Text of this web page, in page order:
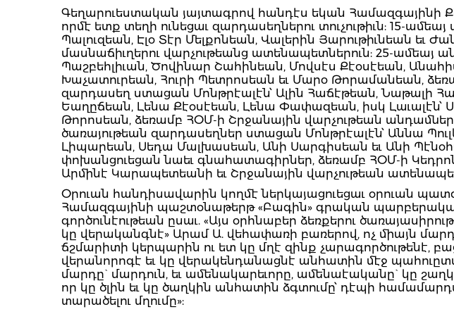
Գեղարուեստական յայտագրով հանդէս եկան Համազգայինի
որմէ ետք տեղի ունեցաւ զարդասեղներու տուչութիւն: 15-
Պալուզեան, Էլօ Տէր Մելքոնեան, Վալերին Յարութիւնեան եւ
մասնաճիւղերու վարչութեանց ատենապետներուն: 25-ամեայ
Պաշբեհլիւան, Ծովինար Շահինեան, Մովսէս Քէօսէեան,
Խաչատուրեան, Հուրի Պետրոսեան եւ Մարօ Թորամանեան,
զարդասեղ ստացան Մոնթրէալէն՝ Ալին Հաճէթեան, Նաթալի
Եաղըճեան, Լենա Քէօսէեան, Լենա Փափազեան, իսկ Լաւալէն՝
Թորոսեան, ձեռամբ ՀՕՄ-ի Շրջանային վարչութեան
ծառայութեան զարդասեղներ ստացան Մոնթրէալէն՝ Աննա
Լիպարեան, Սեդա Մալխասեան, Անի Սարգիսեան եւ Անի
փոխանցուեցան նաեւ գնահատագիրներ, ձեռամբ ՀՕՄ-ի
Արմինէ Կարապետեանի եւ Շրջանային վարչութեան
Օրուան հանդիսավարին կողմէ ներկայացուեցաւ օրուան
Համազգայինի պաշտօնաթերթ «Բագին» գրական
գործունէութեան ըսաւ. «Այս օրհնաբեր ձեռքերու
կը վերականգնէ» Արամ Ա. վեհափառի բառերով, ոչ միայն
ճշմարիտի կերպարին ու ետ կը մղէ զինք չարագործութենէ,
վերանորոգէ եւ կը վերակենդանացնէ անհատին մէջ
մարդը` մարդուն, եւ ամենակարեւորը, ամենաէականը` կը
որ կը ծլին եւ կը ծաղկին անհատին ձգտումը՝ դէպի
տարածելու մղումը»: